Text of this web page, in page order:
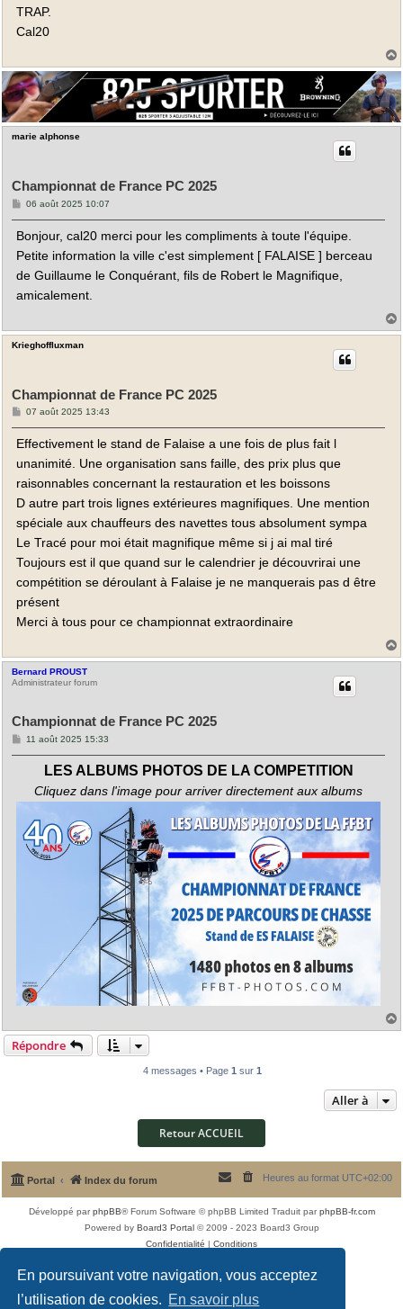
En poursuivant votre navigation, vous acceptez
l’utilisation de cookies. En savoir plus
TRAP.
Cal20
t
marie alphonse
Championnat de France PC 2025
M
s
g
06 août 2025 10:07
Bonjour, cal20 merci pour les compliments à toute l'équipe.
Petite information la ville c'est simplement [ FALAISE ] berceau
de Guillaume le Conquérant, fils de Robert le Magnifique,
amicalement.
Krieghoffluxman
Championnat de France PC 2025
M
s
g
07 août 2025 13:43
Effectivement le stand de Falaise a une fois de plus fait l
unanimité. Une organisation sans faille, des prix plus que
raisonnables concernant la restauration et les boissons
D autre part trois lignes extérieures magnifiques. Une mention
spéciale aux chauffeurs des navettes tous absolument sympa
Le Tracé pour moi était magnifique même si j ai mal tiré
Toujours est il que quand sur le calendrier je découvrirai une
compétition se déroulant à Falaise je ne manquerais pas d être
présent
Merci à tous pour ce championnat extraordinaire
Bernard PROUST
Administrateur forum
Championnat de France PC 2025
M
e
11 août 2025 15:33
LES ALBUMS PHOTOS DE LA COMPETITION
Cliquez dans l'image pour arriver directement aux albums
Répondre
4 messages • Page 1 sur 1
Aller à
Retour ACCUEIL
Portal Index du forum Heures au format UTC+02:00
Développé parphpBB® Forum Software © phpBB Limited Traduit parphpBB-fr.com
Powered by Board3 Portal© 2009 - 2023 Board3 Group
Confidentialité | Conditions